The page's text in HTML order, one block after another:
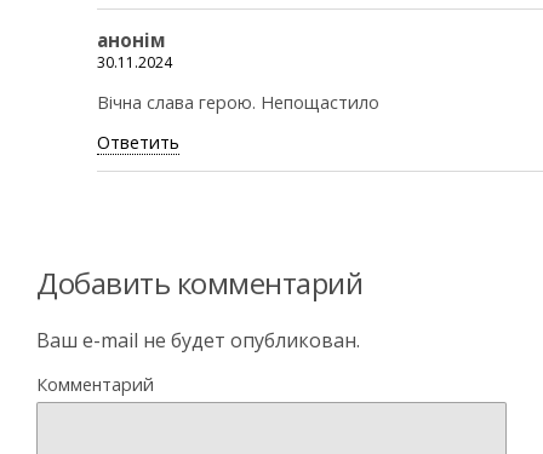
анонiм
30.11.2024
Вічна слава герою. Непощастило
Ответить
Добавить комментарий
Ваш e-mail не будет опубликован.
Комментарий